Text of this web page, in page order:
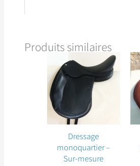
Produits similaires
Dressage
monoquartier –
Sur-mesure